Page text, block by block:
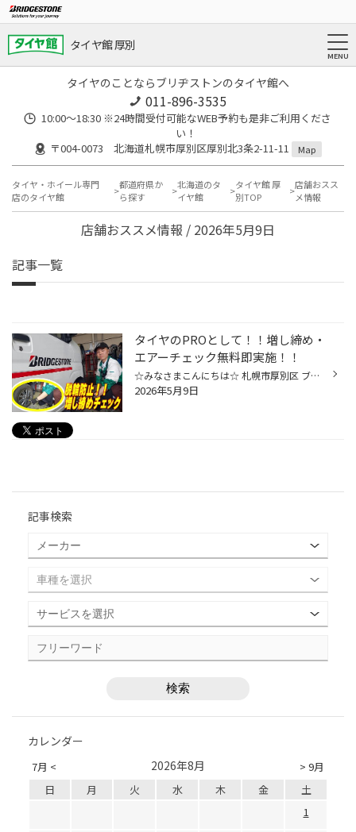
タイヤ館 厚別
タイヤのことならブリヂストンのタイヤ館へ
011-896-3535
10:00～18:30 ※24時間受付可能なWEB予約も是非ご利用くださ
い！
〒004-0073 北海道札幌市厚別区厚別北3条2-11-11
Map
タイヤ・ホイール専門
店のタイヤ館
都道府県か
ら探す
北海道のタ
イヤ館
タイヤ館 厚
別TOP
店舗おスス
メ情報
店舗おススメ情報 / 2026年5月9日
記事一覧
タイヤのPROとして！！増し締め・
エアーチェック無料即実施！！
☆みなさまこんにちは☆ 札幌市厚別区 ブリヂストンタイヤ/アライメント専門店 タイヤ館厚別店です！！ 本日も沢山のご来店まことにありがとうございます！ 只今、タイヤ館厚別店は絶賛タイヤ交換ピークとなっております(^^♪ 交換の際は事前のご予約・当日受付（車両終日預かり） のどちらかをお選び...
2026年5月9日
記事検索
カレンダー
7月 < > 9月
2026年8月
日 月 火 水 木 金
土
1